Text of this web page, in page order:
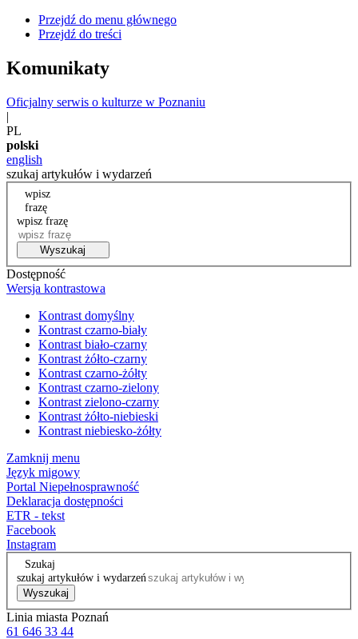
Przejdź do menu głównego
Przejdź do treści
Komunikaty
Oficjalny serwis o kulturze w Poznaniu
|
PL
polski
english
szukaj artykułów i wydarzeń
wpisz
frazę
wpisz frazę
Wyszukaj
Dostępność
Wersja kontrastowa
Kontrast domyślny
Kontrast czarno-biały
Kontrast biało-czarny
Kontrast żółto-czarny
Kontrast czarno-żółty
Kontrast czarno-zielony
Kontrast zielono-czarny
Kontrast żółto-niebieski
Kontrast niebiesko-żółty
Zamknij menu
Język migowy
Portal Niepełnosprawność
Deklaracja dostępności
ETR - tekst
Facebook
Instagram
Szukaj
szukaj artykułów i wydarzeń
Wyszukaj
Linia miasta Poznań
61 646 33 44